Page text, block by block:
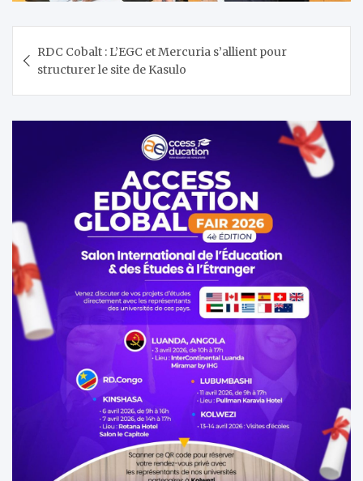
de
l’article
RDC Cobalt : L’EGC et Mercuria s’allient pour
structurer le site de Kasulo